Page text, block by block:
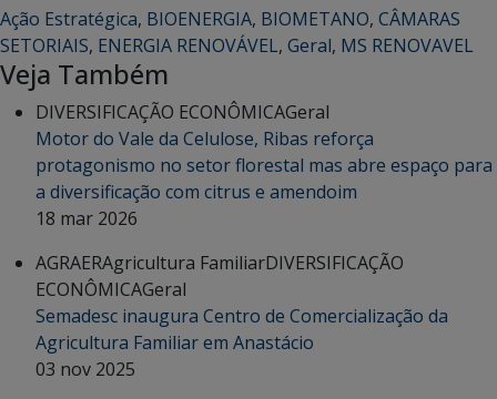
Ação Estratégica, BIOENERGIA, BIOMETANO, CÂMARAS
SETORIAIS, ENERGIA RENOVÁVEL, Geral, MS RENOVAVEL
Veja Também
DIVERSIFICAÇÃO ECONÔMICAGeral
Motor do Vale da Celulose, Ribas reforça
protagonismo no setor florestal mas abre espaço para
a diversificação com citrus e amendoim
18 mar 2026
AGRAERAgricultura FamiliarDIVERSIFICAÇÃO
ECONÔMICAGeral
Semadesc inaugura Centro de Comercialização da
Agricultura Familiar em Anastácio
03 nov 2025